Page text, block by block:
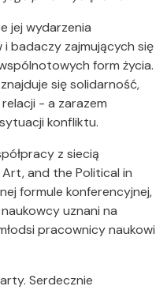
jej wydarzenia
badaczy zajmujących się
form życia.
się solidarność,
- a zarazem
konfliktu.
z siecią
and the Political in
formule konferencyjnej,
uznani na
pracownicy naukowi
Serdecznie